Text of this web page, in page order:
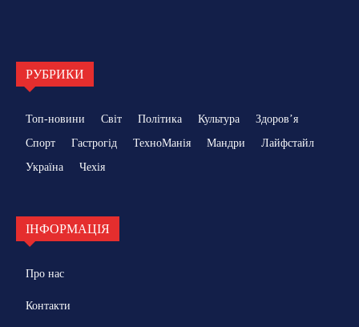
РУБРИКИ
Топ-новини Світ Політика Культура
Здоровʼя
Спорт
Гастрогід ТехноМанія Мандри
Лайфстайл
Україна
Чехія
ІНФОРМАЦІЯ
Про нас
Контакти